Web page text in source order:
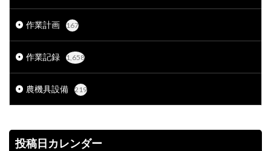
作業計画 167
作業記録 1,658
農機具設備 219
投稿日カレンダー